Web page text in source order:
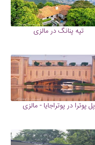
تپه پنانگ در مالزی
پل پوترا در پوتراجایا - مالزی